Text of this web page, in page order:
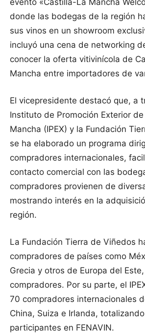
donde las bodegas de la región
sus vinos en un showroom
incluyó una cena de networking
conocer la oferta vitivinícola de
Mancha entre importadores de
El vicepresidente destacó que, a
Instituto de Promoción Exterior
Mancha (IPEX) y la Fundación
se ha elaborado un programa
compradores internacionales,
contacto comercial con las
compradores provienen de
mostrando interés en la
región.
La Fundación Tierra de Viñedos
compradores de países como
Grecia y otros de Europa del
compradores. Por su parte, el
70 compradores internacionales
China, Suiza e Irlanda, totalizando
participantes en FENAVIN.